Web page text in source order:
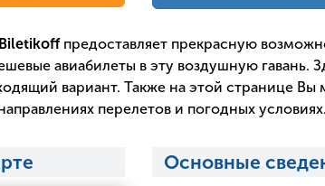
Biletikoffпредоставляет прекрасную
авиабилеты в эту воздушную
вариант. Также на этой странице
перелетов и погодных условиях.
Основные